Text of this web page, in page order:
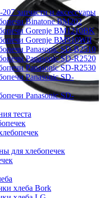
запчасти и аксессуары
Binatone BM202
Gorenje BM1210BK
Gorenje BM910WII
Panasonic SD-B2510
Panasonic SD-R2520
Panasonic SD-R2530
Panasonic SD-
Panasonic SD-
теста
для хлебопечек
хлеба Bork